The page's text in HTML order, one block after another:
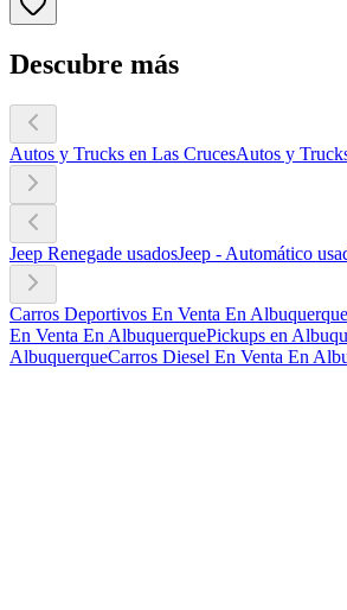
Descubre más
Autos y Trucks en Las CrucesAutos y
Jeep Renegade usadosJeep - Automático
Carros Deportivos En Venta En Albuquerque
En Venta En AlbuquerquePickups en
AlbuquerqueCarros Diesel En Venta En